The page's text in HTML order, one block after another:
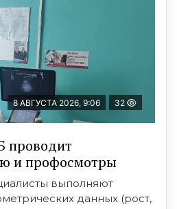
8 АВГУСТА 2026, 9:06 32
проводит
и профосмотры
выполняют
данных (рост,